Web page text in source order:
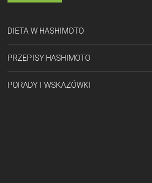
DIETA W HASHIMOTO
PRZEPISY HASHIMOTO
PORADY I WSKAZÓWKI